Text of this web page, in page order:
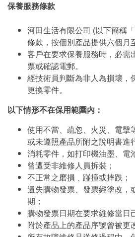
保養服務條款
河田生活有限公司 (以下簡稱
條款，按個別產品提供六個月
客戶在要求保養服務時，必需
票或確認電郵。
經技術員判斷為非人為損壞，
更換零件。
以下情形不在保用範圍內：
使用不當、疏忽、火災、電擊
或未遵照產品所附之說明書進
消耗零件，如打印機油墨、電
曾遭受非維修人員拆裝；
不正常之磨損﹑踫撞或摔跌；
遺失購物發票、發票經塗改，
期；
購物發票日期在要求維修當日
附於產品上的產品序號曾被更